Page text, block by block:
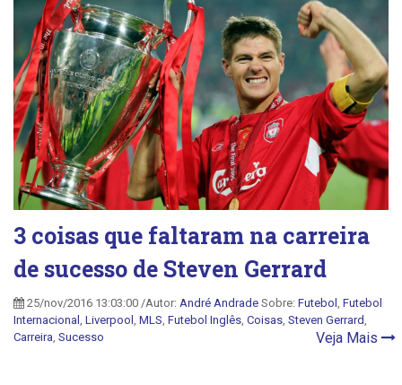
3 coisas que faltaram na carreira
de sucesso de Steven Gerrard
25/nov/2016 13:03:00 /Autor: André Andrade Sobre: Futebol Futebol
Internacional Liverpool MLS Futebol Inglês Coisas Steven Gerrard
Carreira Sucesso Veja Mais